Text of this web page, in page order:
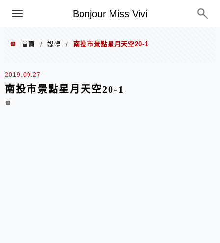
Bonjour Miss Vivi
選單
首頁 / 媒體 / 南投市景點星月天空20-1
2019.09.27
南投市景點星月天空20-1